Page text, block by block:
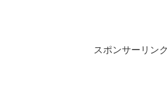
スポンサーリンク